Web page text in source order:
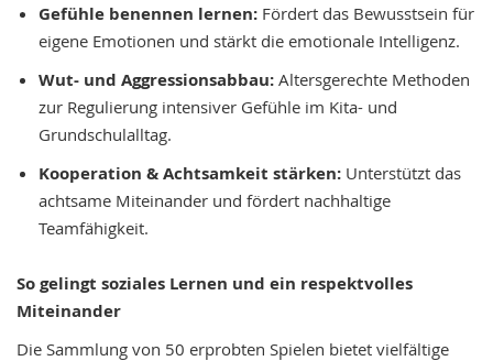
Gefühle benennen lernen: Fördert das Bewusstsein für
eigene Emotionen und stärkt die emotionale Intelligenz.
Wut- und Aggressionsabbau: Altersgerechte Methoden
zur Regulierung intensiver Gefühle im Kita- und
Grundschulalltag.
Kooperation & Achtsamkeit stärken: Unterstützt das
achtsame Miteinander und fördert nachhaltige
Teamfähigkeit.
So gelingt soziales Lernen und ein respektvolles
Miteinander
Die Sammlung von 50 erprobten Spielen bietet vielfältige